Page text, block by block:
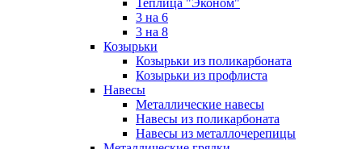
Теплица "Эконом"
3 на 6
3 на 8
Козырьки
Козырьки из поликарбоната
Козырьки из профлиста
Навесы
Металлические навесы
Навесы из поликарбоната
Навесы из металлочерепицы